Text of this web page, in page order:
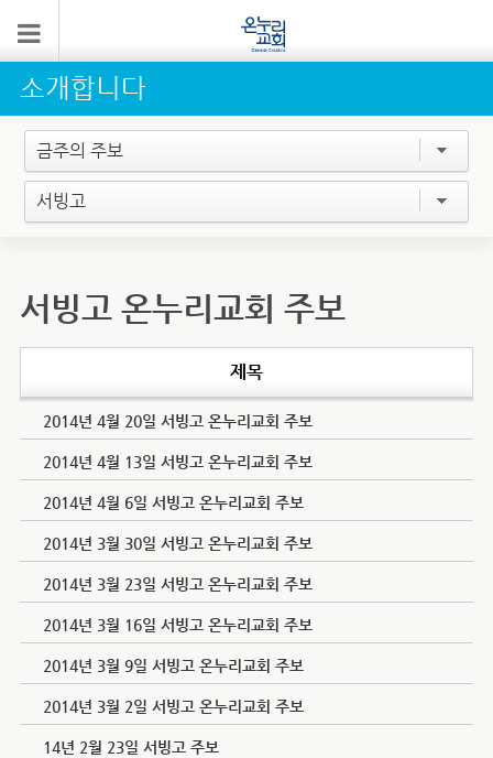
소개합니다
금주의 주보
서빙고
서빙고 온누리교회 주보
제목
2014년 4월 20일 서빙고 온누리교회 주보
2014년 4월 13일 서빙고 온누리교회 주보
2014년 4월 6일 서빙고 온누리교회 주보
2014년 3월 30일 서빙고 온누리교회 주보
2014년 3월 23일 서빙고 온누리교회 주보
2014년 3월 16일 서빙고 온누리교회 주보
2014년 3월 9일 서빙고 온누리교회 주보
2014년 3월 2일 서빙고 온누리교회 주보
14년 2월 23일 서빙고 주보